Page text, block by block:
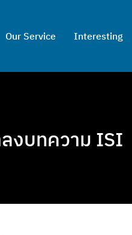
Our Service Interesting
งบทความ ISI